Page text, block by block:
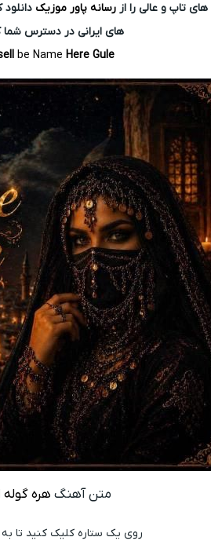
تاپ و عالی را از رسانه پاور موزیک
های ایرانی در دسترس شما
be Name Here Gule
متن آهنگ هره گوله
روی یک ستاره کلیک کنید تا به